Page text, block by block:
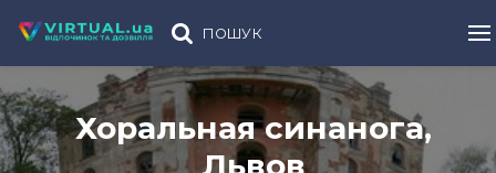
ПОШУК
Хоральная синанога,
Львов